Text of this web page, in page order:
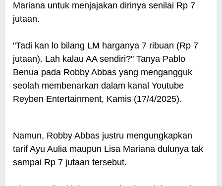
Mariana untuk menjajakan dirinya senilai Rp 7
jutaan.
"Tadi kan lo bilang LM harganya 7 ribuan (Rp 7
jutaan). Lah kalau AA sendiri?" Tanya Pablo
Benua pada Robby Abbas yang mengangguk
seolah membenarkan dalam kanal Youtube
Reyben Entertainment, Kamis (17/4/2025).
Namun, Robby Abbas justru mengungkapkan
tarif Ayu Aulia maupun Lisa Mariana dulunya tak
sampai Rp 7 jutaan tersebut.